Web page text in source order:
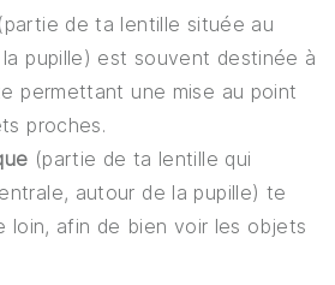
de ta lentille située au
pupille) est souvent destinée à
permettant une mise au point
proches.
(partie de ta lentille qui
autour de la pupille) te
loin, afin de bien voir les objets